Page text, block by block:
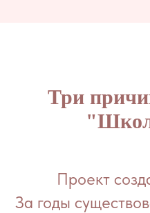
Три
Проект
За годы